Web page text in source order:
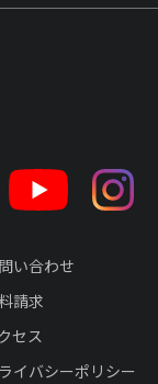
い合わせ
請求
セス
イバシーポリシー